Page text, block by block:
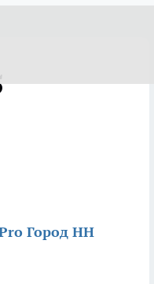
Город НН